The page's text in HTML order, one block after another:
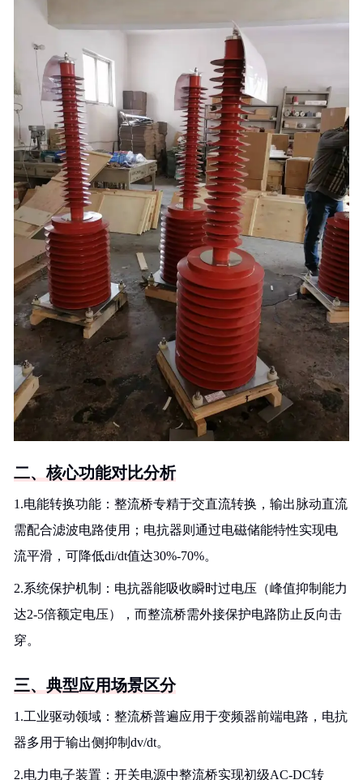
二、核心功能对比分析
1.电能转换功能：整流桥专精于交直流转换，输出脉动直流
需配合滤波电路使用；电抗器则通过电磁储能特性实现电
流平滑，可降低di/dt值达30%-70%。
2.系统保护机制：电抗器能吸收瞬时过电压（峰值抑制能力
达2-5倍额定电压），而整流桥需外接保护电路防止反向击
穿。
三、典型应用场景区分
1.工业驱动领域：整流桥普遍应用于变频器前端电路，电抗
器多用于输出侧抑制dv/dt。
2.电力电子装置：开关电源中整流桥实现初级AC-DC转